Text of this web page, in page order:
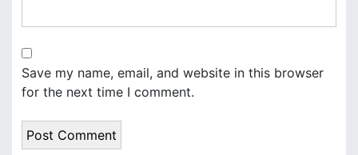
Save my name, email, and website in this browser
for the next time I comment.